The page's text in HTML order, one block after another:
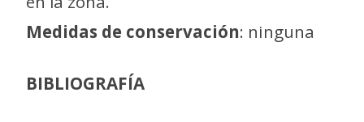
Medidas de conservación: ninguna
BIBLIOGRAFÍA